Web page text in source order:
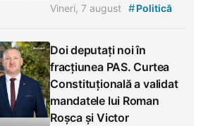
Vineri, 7 august #Politică
Doi deputați noi în
fracțiunea PAS. Curtea
Constituțională a validat
mandatele lui Roman
Roșca și Victor